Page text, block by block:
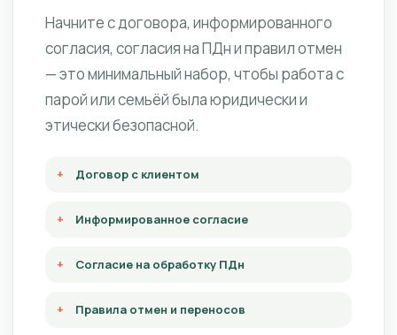
Начните с договора, информированного
согласия, согласия на ПДн и правил отмен
— это минимальный набор, чтобы работа с
парой или семьёй была юридически и
этически безопасной.
Договор с клиентом
Информированное согласие
Согласие на обработку ПДн
Правила отмен и переносов